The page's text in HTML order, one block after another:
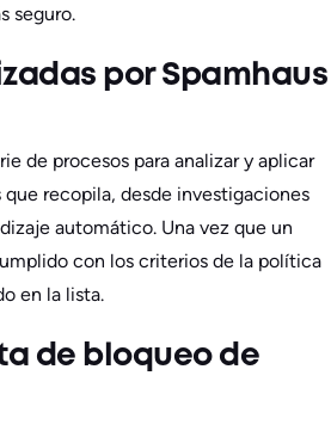
seguro.
por Spamhaus
de procesos para analizar y aplicar
recopila, desde investigaciones
automático. Una vez que un
con los criterios de la política
en la lista.
de bloqueo de